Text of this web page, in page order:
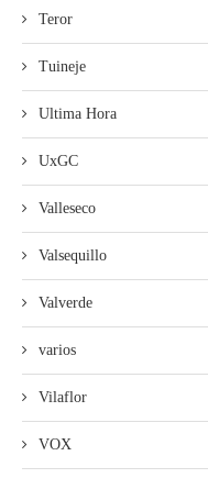
Teror
Tuineje
Ultima Hora
UxGC
Valleseco
Valsequillo
Valverde
varios
Vilaflor
VOX